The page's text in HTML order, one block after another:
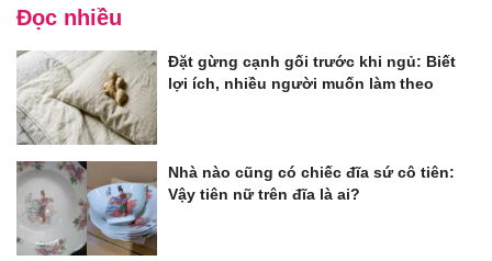
Đọc nhiều
Đặt gừng cạnh gối trước khi ngủ: Biết
lợi ích, nhiều người muốn làm theo
Nhà nào cũng có chiếc đĩa sứ cô tiên:
Vậy tiên nữ trên đĩa là ai?